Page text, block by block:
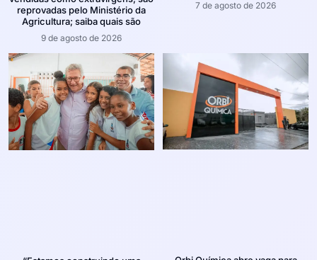
reprovadas pelo Ministério da
Agricultura; saiba quais são
9 de agosto de 2026
7 de agosto de 2026